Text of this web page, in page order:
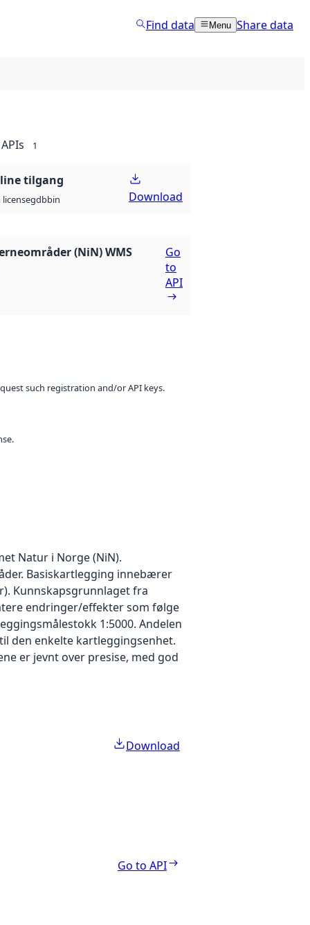
Find data Menu Share data
APIs 1
tilgang
gdbbin Download
(NiN) WMS
Go
to
API
such registration and/or API keys.
Natur i Norge (NiN).
Basiskartlegging innebærer
Kunnskapsgrunnlaget fra
endringer/effekter som følge
1:5000. Andelen
den enkelte kartleggingsenhet.
er jevnt over presise, med god
Download
Go to API